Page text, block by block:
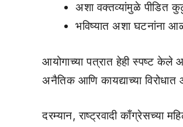
अशा वक्तव्यांमुळे पीडित
भविष्यात अशा घटनांना
आयोगाच्या पत्रात हेही स्पष्ट केले
अनैतिक आणि कायद्याच्या
दरम्यान, राष्ट्रवादी काँग्रेसच्या